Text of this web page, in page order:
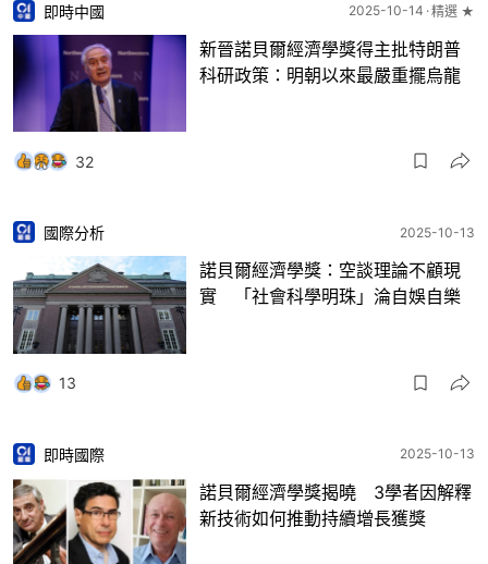
即時中國 2025-10-14 精選 ★
新晉諾貝爾經濟學獎得主批特朗普
科研政策：明朝以來最嚴重擺烏龍
32
國際分析 2025-10-13
諾貝爾經濟學獎：空談理論不顧現
實 「社會科學明珠」淪自娛自樂
13
即時國際 2025-10-13
諾貝爾經濟學獎揭曉 3學者因解釋
新技術如何推動持續增長獲獎